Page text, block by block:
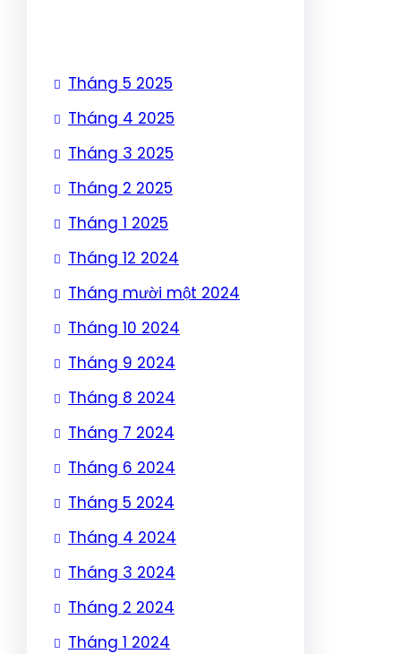
Tháng 5 2025
Tháng 4 2025
Tháng 3 2025
Tháng 2 2025
Tháng 1 2025
Tháng 12 2024
Tháng mười một 2024
Tháng 10 2024
Tháng 9 2024
Tháng 8 2024
Tháng 7 2024
Tháng 6 2024
Tháng 5 2024
Tháng 4 2024
Tháng 3 2024
Tháng 2 2024
Tháng 1 2024